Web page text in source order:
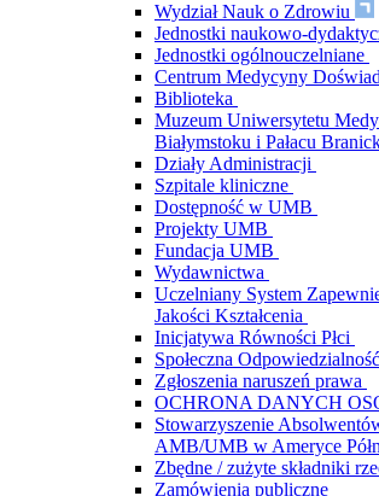
Wydział Nauk o Zdrowiu
Jednostki naukowo-
Jednostki ogólnouczelniane
Centrum Medycyny
Biblioteka
Muzeum Uniwersytetu
Białymstoku i Pałacu
Działy Administracji
Szpitale kliniczne
Dostępność w UMB
Projekty UMB
Fundacja UMB
Wydawnictwa
Uczelniany System
Jakości Kształcenia
Inicjatywa Równości Płci
Społeczna
Zgłoszenia naruszeń prawa
OCHRONA DANYCH
Stowarzyszenie
AMB/UMB w Ameryce
Zbędne / zużyte składniki
Zamówienia publiczne